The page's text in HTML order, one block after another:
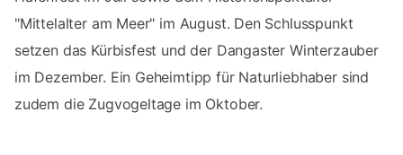
"Mittelalter am Meer" im August. Den Schlusspunkt
setzen das Kürbisfest und der Dangaster Winterzauber
im Dezember. Ein Geheimtipp für Naturliebhaber sind
zudem die Zugvogeltage im Oktober.